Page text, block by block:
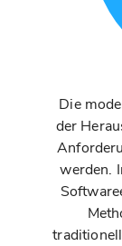
Die
der
werden.